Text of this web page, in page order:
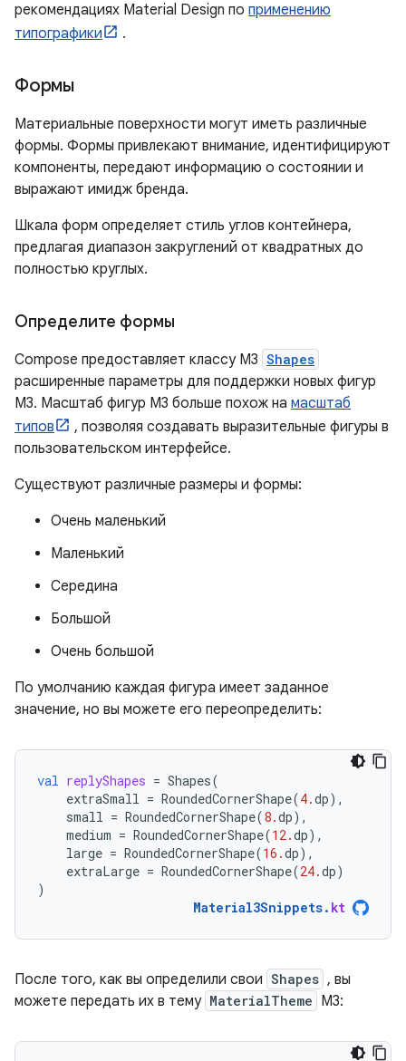
рекомендациях Material Design по применению
типографики
.
Формы
Материальные поверхности могут иметь различные
формы. Формы привлекают внимание, идентифицируют
компоненты, передают информацию о состоянии и
выражают имидж бренда.
Шкала форм определяет стиль углов контейнера,
предлагая диапазон закруглений от квадратных до
полностью круглых.
Определите формы
Compose предоставляет классу M3 Shapes
расширенные параметры для поддержки новых фигур
M3. Масштаб фигур M3 больше похож на масштаб
типов
, позволяя создавать выразительные фигуры в
пользовательском интерфейсе.
Существуют различные размеры и формы:
Очень маленький
Маленький
Середина
Большой
Очень большой
По умолчанию каждая фигура имеет заданное
значение, но вы можете его переопределить:
val replyShapes = Shapes(
extraSmall = RoundedCornerShape(4.dp),
small = RoundedCornerShape(8.dp),
medium = RoundedCornerShape(12.dp),
large = RoundedCornerShape(16.dp),
extraLarge = RoundedCornerShape(24.dp)
)
Material3Snippets. kt
После того, как вы определили свои Shapes , вы
можете передать их в тему MaterialTheme M3: